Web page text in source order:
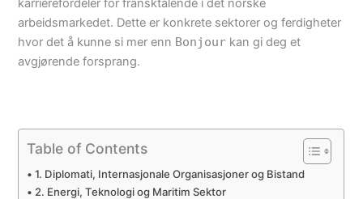
karrierefordeler for fransktalende i det norske
arbeidsmarkedet. Dette er konkrete sektorer og ferdigheter
hvor det å kunne si mer enn Bonjour kan gi deg et
avgjørende forsprang.
Table of Contents
1. Diplomati, Internasjonale Organisasjoner og Bistand
2. Energi, Teknologi og Maritim Sektor